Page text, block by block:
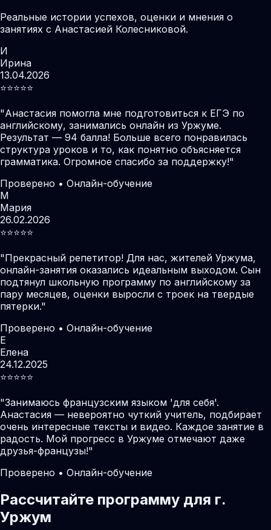
Реальные истории успехов, оценки и мнения о
занятиях с Анастасией Колесниковой.
И
Ирина
13.04.2026
⭐️⭐️⭐️⭐️⭐️
"Анастасия помогла мне подготовиться к ЕГЭ по
английскому, занимались онлайн из Уржуме.
Результат — 94 балла! Больше всего понравилась
структура уроков и то, как понятно объясняется
грамматика. Огромное спасибо за поддержку!"
Проверено • Онлайн-обучение
М
Мария
26.02.2026
⭐️⭐️⭐️⭐️⭐️
"Прекрасный репетитор! Для нас, жителей Уржума,
онлайн-занятия оказались идеальным выходом. Сын
подтянул школьную программу по английскому за
пару месяцев, оценки выросли с троек на твердые
пятерки."
Проверено • Онлайн-обучение
Е
Елена
24.12.2025
⭐️⭐️⭐️⭐️⭐️
"Занимаюсь французским языком 'для себя'.
Анастасия — невероятно чуткий учитель, подбирает
очень интересные тексты и видео. Каждое занятие в
радость. Мой прогресс в Уржуме отмечают даже
друзья-французы!"
Проверено • Онлайн-обучение
Рассчитайте программу для г.
Уржум